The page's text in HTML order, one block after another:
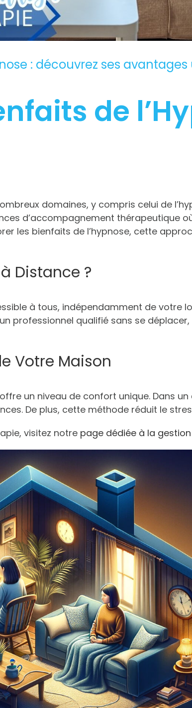
: découvrez ses avantages
de
domaines, y compris celui de
d’accompagnement thérapeutique
les bienfaits de l’hypnose, cette
Distance ?
à tous, indépendamment de votre
professionnel qualifié sans se
Votre Maison
un niveau de confort unique. Dans
De plus, cette méthode réduit le
visitez notre page dédiée à la